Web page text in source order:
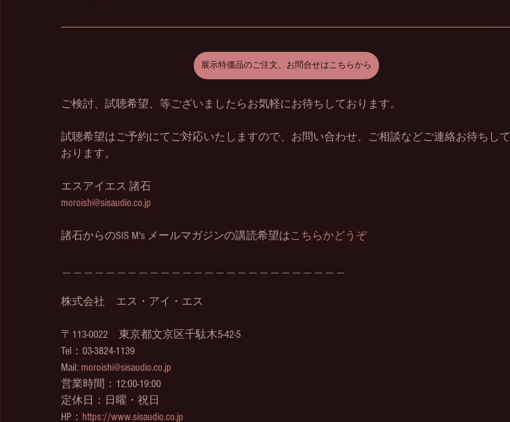
展示特価品のご注文、お問合せはこちらから
ご検討、試聴希望、等ございましたらお気軽にお待ちしております。
試聴希望はご予約にてご対応いたしますので、お問い合わせ、ご相談などご連絡お待ちして
おります。
エスアイエス 諸石
moroishi@sisaudio.co.jp
諸石からのSIS M's メールマガジンの講読希望はこちらかどうぞ
株式会社　エス・アイ・エス
〒113-0022　東京都文京区千駄木5-42-5
Tel：03-3824-1139
Mail: moroishi@sisaudio.co.jp
営業時間：12:00-19:00
定休日：日曜・祝日
HP： https://www.sisaudio.co.jp